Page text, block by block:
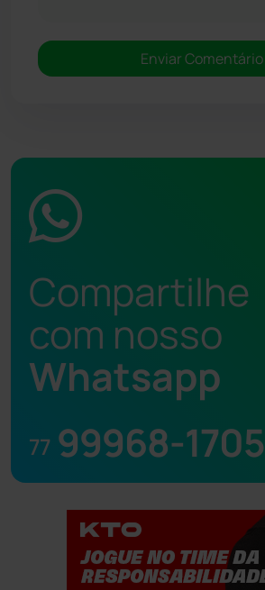
Compartilhe
com nosso
Whatsapp
77 99968-1705